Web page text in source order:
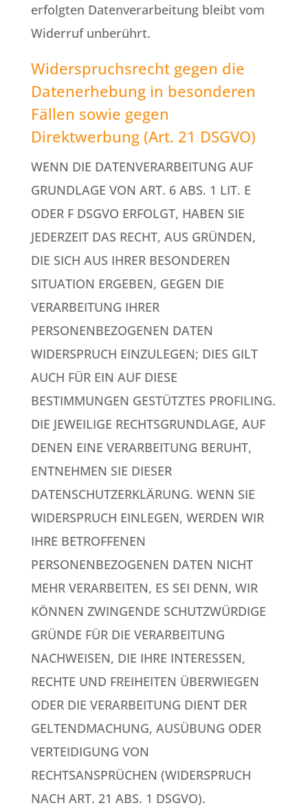
erfolgten Datenverarbeitung bleibt vom
Widerruf unberührt.
Widerspruchsrecht gegen die
Datenerhebung in besonderen
Fällen sowie gegen
Direktwerbung (Art. 21 DSGVO)
WENN DIE DATENVERARBEITUNG AUF
GRUNDLAGE VON ART. 6 ABS. 1 LIT. E
ODER F DSGVO ERFOLGT, HABEN SIE
JEDERZEIT DAS RECHT, AUS GRÜNDEN,
DIE SICH AUS IHRER BESONDEREN
SITUATION ERGEBEN, GEGEN DIE
VERARBEITUNG IHRER
PERSONENBEZOGENEN DATEN
WIDERSPRUCH EINZULEGEN; DIES GILT
AUCH FÜR EIN AUF DIESE
BESTIMMUNGEN GESTÜTZTES PROFILING.
DIE JEWEILIGE RECHTSGRUNDLAGE, AUF
DENEN EINE VERARBEITUNG BERUHT,
ENTNEHMEN SIE DIESER
DATENSCHUTZERKLÄRUNG. WENN SIE
WIDERSPRUCH EINLEGEN, WERDEN WIR
IHRE BETROFFENEN
PERSONENBEZOGENEN DATEN NICHT
MEHR VERARBEITEN, ES SEI DENN, WIR
KÖNNEN ZWINGENDE SCHUTZWÜRDIGE
GRÜNDE FÜR DIE VERARBEITUNG
NACHWEISEN, DIE IHRE INTERESSEN,
RECHTE UND FREIHEITEN ÜBERWIEGEN
ODER DIE VERARBEITUNG DIENT DER
GELTENDMACHUNG, AUSÜBUNG ODER
VERTEIDIGUNG VON
RECHTSANSPRÜCHEN (WIDERSPRUCH
NACH ART. 21 ABS. 1 DSGVO).